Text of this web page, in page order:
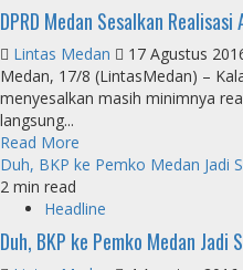
DPRD Medan Sesalkan
Lintas Medan
17 Agustus
Medan, 17/8 (LintasMedan) –
menyesalkan masih minimnya
langsung...
Read More
Duh, BKP ke Pemko Medan Jadi
2 min read
Headline
Duh, BKP ke Pemko Medan Jadi